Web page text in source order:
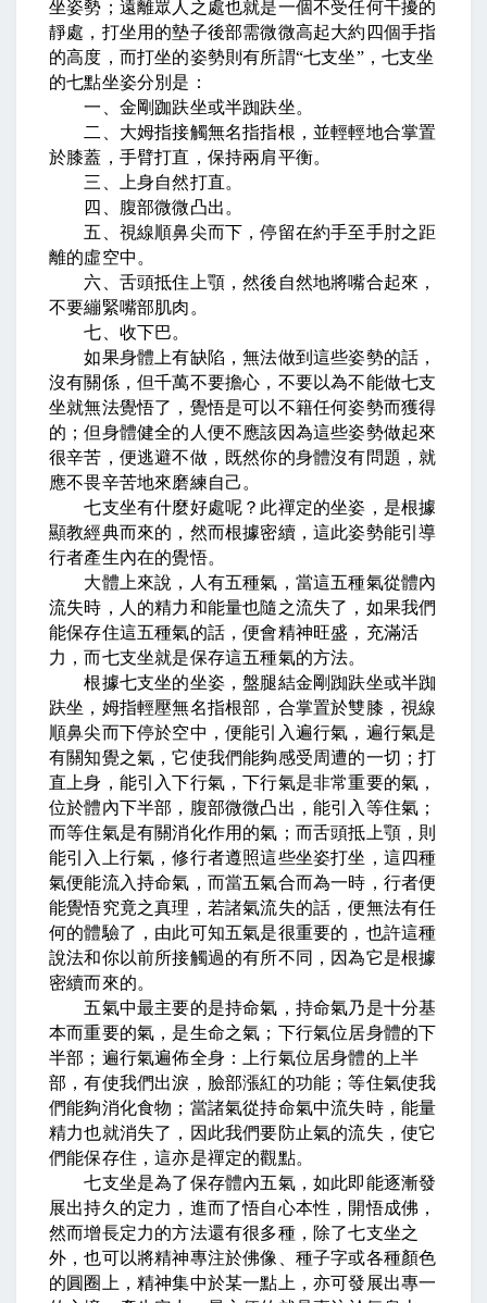
坐姿勢；遠離眾人之處也就是一個不受任何干擾的
靜處，打坐用的墊子後部需微微高起大約四個手指
的高度，而打坐的姿勢則有所謂“七支坐”，七支坐
的七點坐姿分別是：
一、金剛跏趺坐或半踟趺坐。
二、大姆指接觸無名指指根，並輕輕地合掌置
於膝蓋，手臂打直，保持兩肩平衡。
三、上身自然打直。
四、腹部微微凸出。
五、視線順鼻尖而下，停留在約手至手肘之距
離的虛空中。
六、舌頭抵住上顎，然後自然地將嘴合起來，
不要繃緊嘴部肌肉。
七、收下巴。
如果身體上有缺陷，無法做到這些姿勢的話，
沒有關係，但千萬不要擔心，不要以為不能做七支
坐就無法覺悟了，覺悟是可以不籍任何姿勢而獲得
的；但身體健全的人便不應該因為這些姿勢做起來
很辛苦，便逃避不做，既然你的身體沒有問題，就
應不畏辛苦地來磨練自己。
七支坐有什麼好處呢？此禪定的坐姿，是根據
顯教經典而來的，然而根據密續，這此姿勢能引導
行者產生內在的覺悟。
大體上來說，人有五種氣，當這五種氣從體內
流失時，人的精力和能量也隨之流失了，如果我們
能保存住這五種氣的話，便會精神旺盛，充滿活
力，而七支坐就是保存這五種氣的方法。
根據七支坐的坐姿，盤腿結金剛踟趺坐或半踟
趺坐，姆指輕壓無名指根部，合掌置於雙膝，視線
順鼻尖而下停於空中，便能引入遍行氣，遍行氣是
有關知覺之氣，它使我們能夠感受周遭的一切；打
直上身，能引入下行氣，下行氣是非常重要的氣，
位於體內下半部，腹部微微凸出，能引入等住氣；
而等住氣是有關消化作用的氣；而舌頭抵上顎，則
能引入上行氣，修行者遵照這些坐姿打坐，這四種
氣便能流入持命氣，而當五氣合而為一時，行者便
能覺悟究竟之真理，若諸氣流失的話，便無法有任
何的體驗了，由此可知五氣是很重要的，也許這種
說法和你以前所接觸過的有所不同，因為它是根據
密續而來的。
五氣中最主要的是持命氣，持命氣乃是十分基
本而重要的氣，是生命之氣；下行氣位居身體的下
半部；遍行氣遍佈全身：上行氣位居身體的上半
部，有使我們出淚，臉部漲紅的功能；等住氣使我
們能夠消化食物；當諸氣從持命氣中流失時，能量
精力也就消失了，因此我們要防止氣的流失，使它
們能保存住，這亦是禪定的觀點。
七支坐是為了保存體內五氣，如此即能逐漸發
展出持久的定力，進而了悟自心本性，開悟成佛，
然而增長定力的方法還有很多種，除了七支坐之
外，也可以將精神專注於佛像、種子字或各種顏色
的圓圈上，精神集中於某一點上，亦可發展出專一